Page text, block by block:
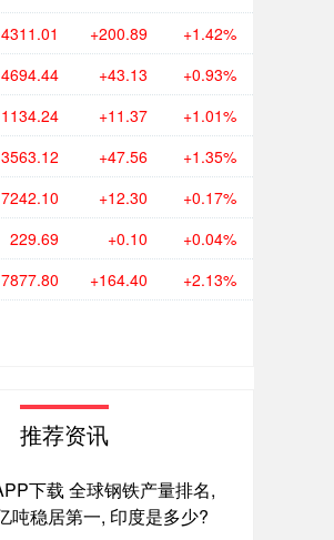
+200.89 +1.42%
4694.44 +43.13 +0.93%
1134.24 +11.37 +1.01%
3563.12 +47.56 +1.35%
7242.10 +12.30 +0.17%
229.69 +0.10 +0.04%
7877.80 +164.40 +2.13%
推荐资讯
下载 全球钢铁产量排名,
吨稳居第一, 印度是多少?